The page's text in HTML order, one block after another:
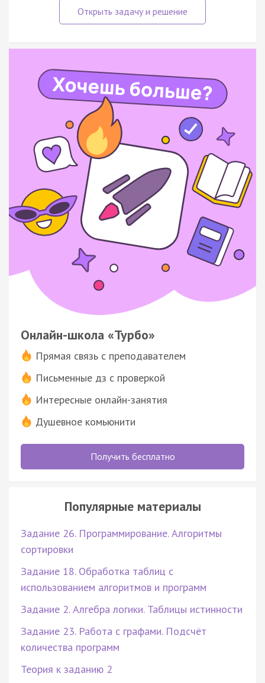
Онлайн-школа «Турбо»
Прямая связь с преподавателем
Письменные дз с проверкой
Интересные онлайн-занятия
Душевное комьюнити
Получить бесплатно
Популярные материалы
Задание 26. Программирование. Алгоритмы
сортировки
Задание 18. Обработка таблиц с
использованием алгоритмов и программ
Задание 2. Алгебра логики. Таблицы истинности
Задание 23. Работа с графами. Подсчёт
количества программ
Теория к заданию 2